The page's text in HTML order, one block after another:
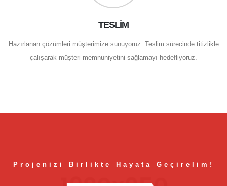
TESLİM
Hazırlanan çözümleri müşterimize sunuyoruz. Teslim sürecinde titizlikle
çalışarak müşteri memnuniyetini sağlamayı hedefliyoruz.
Projenizi Birlikte Hayata Geçirelim!